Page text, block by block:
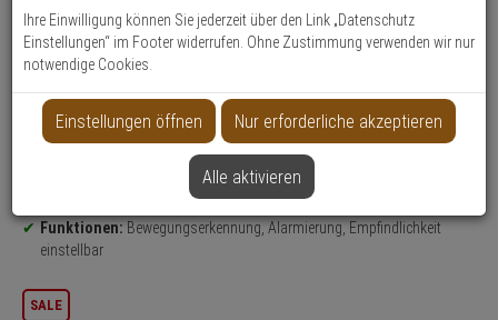
Suche
Produktmerkmale
Datenblatt drucken
Produktinformationen
Bewegungsmelder
Innenbereich
Funktionen:Bewegungserkennung, Alarmierung, Empfindlichkeit
einstellbar
SALE
Ihre Einwilligung können Sie jederzeit über den Link „Datenschutz
Einstellungen“ im Footer widerrufen. Ohne Zustimmung verwenden wir nur
notwendige Cookies.
Einstellungen öffnen Nur erforderliche akzeptieren
Alle aktivieren